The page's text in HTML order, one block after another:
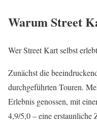
Warum Street
Wer Street Kart selbst
Zunächst die
durchgeführten Touren.
Erlebnis genossen, mit
4,9/5,0 – eine